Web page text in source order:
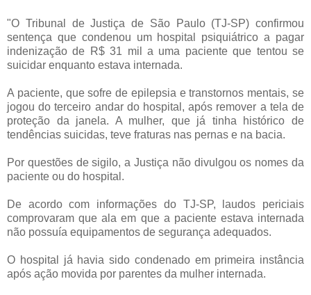
"O Tribunal de Justiça de São Paulo (TJ-SP) confirmou
sentença que condenou um hospital psiquiátrico a pagar
indenização de R$ 31 mil a uma paciente que tentou se
suicidar enquanto estava internada.
A paciente, que sofre de epilepsia e transtornos mentais, se
jogou do terceiro andar do hospital, após remover a tela de
proteção da janela. A mulher, que já tinha histórico de
tendências suicidas, teve fraturas nas pernas e na bacia.
Por questões de sigilo, a Justiça não divulgou os nomes da
paciente ou do hospital.
De acordo com informações do TJ-SP, laudos periciais
comprovaram que ala em que a paciente estava internada
não possuía equipamentos de segurança adequados.
O hospital já havia sido condenado em primeira instância
após ação movida por parentes da mulher internada.